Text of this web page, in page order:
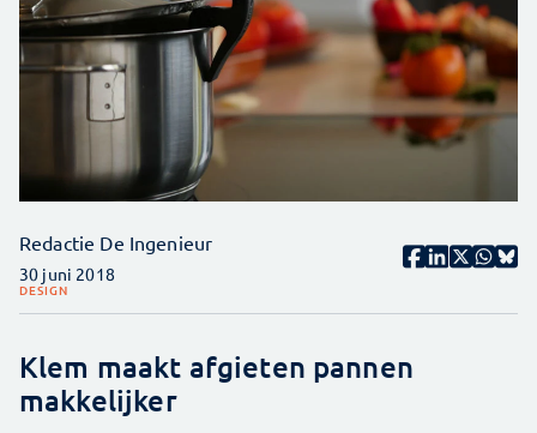
Redactie De Ingenieur
30 juni 2018
DESIGN
Klem maakt afgieten pannen
makkelijker